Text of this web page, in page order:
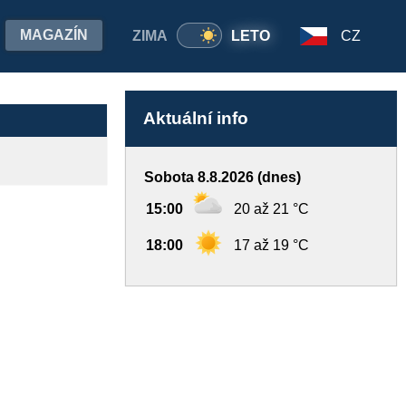
ZIMA LETO
MAGAZÍN CZ
Aktuální info
Sobota 8.8.2026 (dnes)
15:00 20 až 21 °C
18:00 17 až 19 °C